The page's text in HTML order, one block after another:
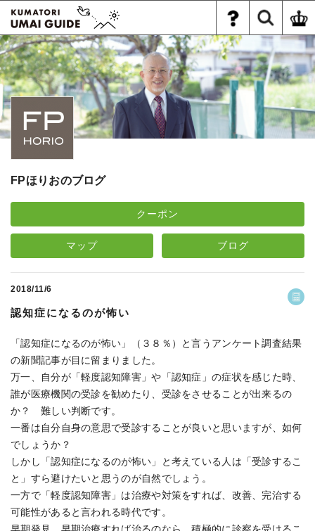
FPほりおのブログ
クーポン
マップ ブログ
2018/11/6
認知症になるのが怖い
「認知症になるのが怖い」（３８％）と言うアンケート調査結果
の新聞記事が目に留まりました。
万一、自分が「軽度認知障害」や「認知症」の症状を感じた時、
誰が医療機関の受診を勧めたり、受診をさせることが出来るの
か？ 難しい判断です。
一番は自分自身の意思で受診することが良いと思いますが、如何
でしょうか？
しかし「認知症になるのが怖い」と考えている人は「受診するこ
と」すら避けたいと思うのが自然でしょう。
一方で「軽度認知障害」は治療や対策をすれば、改善、完治する
可能性があると言われる時代です。